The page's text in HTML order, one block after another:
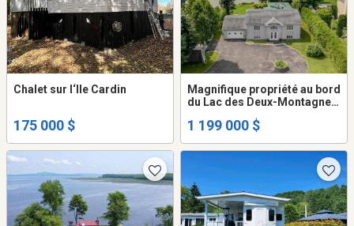
Chalet sur l‘Ile Cardin
175 000 $
Magnifique propriété au bord
du Lac des Deux-Montagnes
1 199 000 $